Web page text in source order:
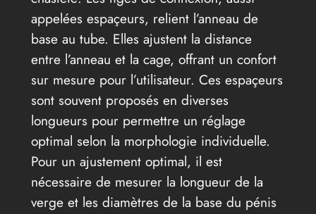
appelées espaçeurs, relient l’anneau de
base au tube. Elles ajustent la distance
entre l’anneau et la cage, offrant un confort
sur mesure pour l’utilisateur. Ces espaçeurs
sont souvent proposés en diverses
longueurs pour permettre un réglage
optimal selon la morphologie individuelle.
Pour un ajustement optimal, il est
nécessaire de mesurer la longueur de la
verge et les diamètres de la base du pénis